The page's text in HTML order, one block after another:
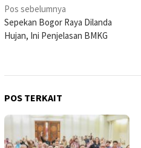
Navigasi
pos
Pos sebelumnya
Sepekan Bogor Raya Dilanda
Hujan, Ini Penjelasan BMKG
POS TERKAIT